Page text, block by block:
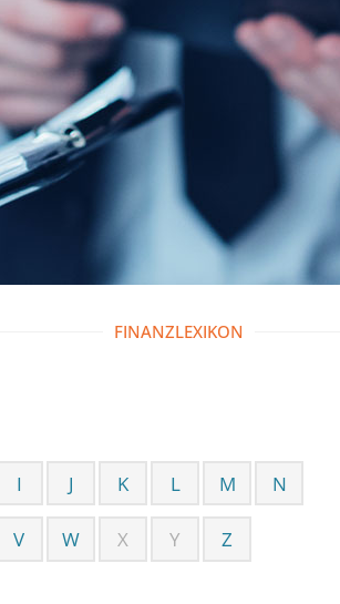
FINANZLEXIKON
I J K L M N
V W X Y Z